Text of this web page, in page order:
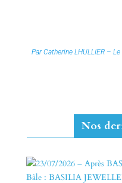
Par Catherine LHULLIER –
Nos